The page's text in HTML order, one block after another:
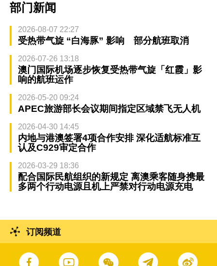
部门新闻
2026-08-07 22:27
受热带气旋 “白海豚” 影响 部分航班取消
2026-07-26 13:18
澳门国际机场逐步恢复受热带气旋「红霞」影
响的航班运作
2026-05-20 09:24
APEC旅游部长会议期间指定区域禁飞无人机
2026-04-30 14:45
内地与港澳签署4项合作安排 深化适航标准互
认及C929审定合作
2026-03-29 18:36
配合国际民航组织的新规定 离澳乘客随身携最
多两个行动电源且机上严禁对行动电源充电
订阅频道